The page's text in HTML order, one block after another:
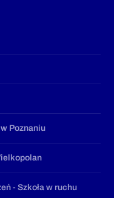
Poznaniu
- Szkoła w ruchu